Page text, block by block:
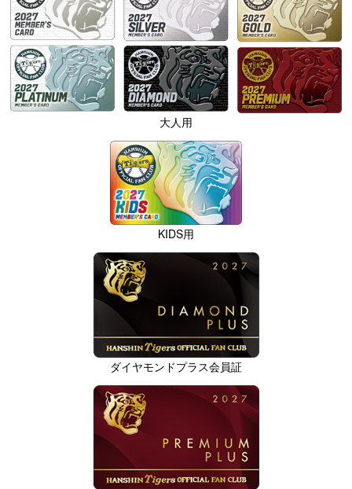
大人用
KIDS用
ダイヤモンドプラス会員証